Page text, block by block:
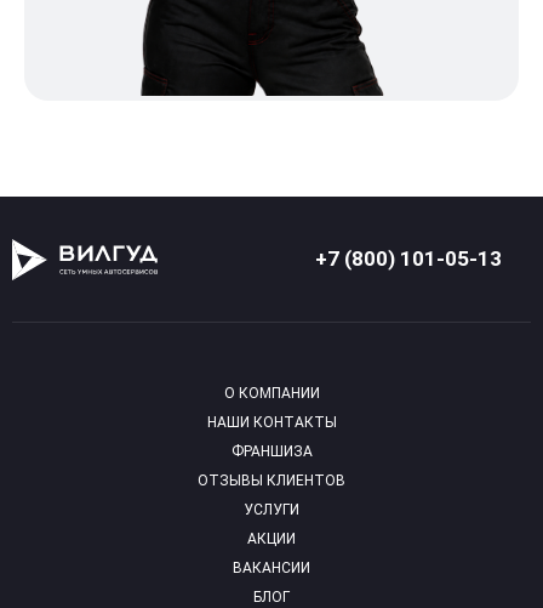
+7 (800) 101-05-13
О КОМПАНИИ
НАШИ КОНТАКТЫ
ФРАНШИЗА
ОТЗЫВЫ КЛИЕНТОВ
УСЛУГИ
АКЦИИ
ВАКАНСИИ
БЛОГ